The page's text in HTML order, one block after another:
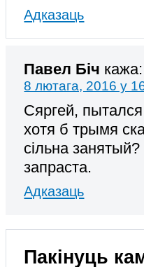
Адказаць
Павел Біч кажа:
8 лютага, 2016 у
Сяргей,
хотя б трымя
сільна
запраста.
Адказаць
Пакінуць